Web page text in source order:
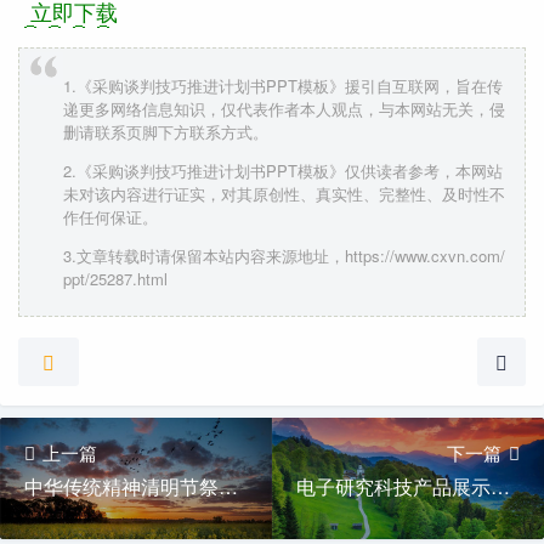
立即下载
1.《采购谈判技巧推进计划书PPT模板》援引自互联网，旨在传
递更多网络信息知识，仅代表作者本人观点，与本网站无关，侵
删请联系页脚下方联系方式。
2.《采购谈判技巧推进计划书PPT模板》仅供读者参考，本网站
未对该内容进行证实，对其原创性、真实性、完整性、及时性不
作任何保证。
3.文章转载时请保留本站内容来源地址，https://www.cxvn.com/
ppt/25287.html
上一篇
中华传统精神清明节祭祖PPT模板
下一篇
电子研究科技产品展示PPT模板